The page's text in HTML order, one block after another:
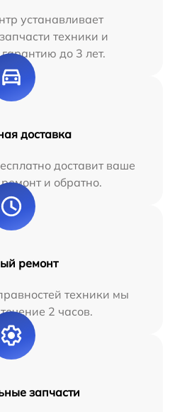
устанавливает
техники и
до 3 лет.
доставка
доставит ваше
и обратно.
ремонт
техники мы
2 часов.
запчасти